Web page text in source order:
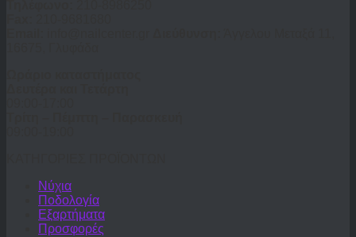
Νύχια
Ποδολογία
Εξαρτήματα
Προσφορές